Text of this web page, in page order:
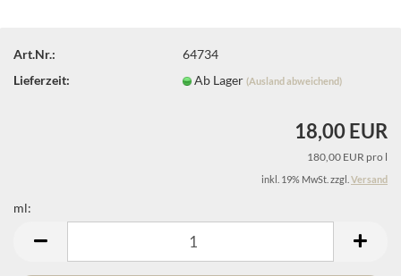
Art.Nr.:
64734
Lieferzeit:
Ab Lager(Ausland abweichend)
18,00 EUR
180,00 EUR pro l
inkl. 19% MwSt. zzgl. Versand
ml: